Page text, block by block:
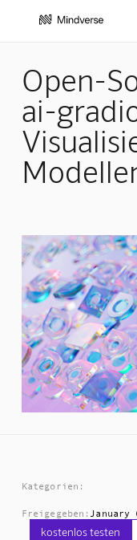
Open-
ai-
Kategorien:
Freigegeben: January
kostenlos testen